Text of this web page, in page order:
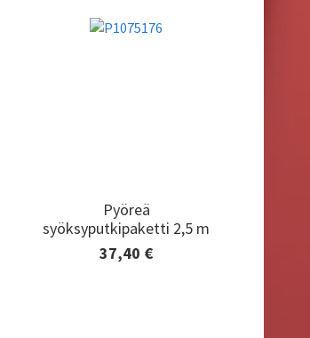
Pyöreä
syöksyputkipaketti 2,5 m
37,40 €
Pyöreä
syöksyputkipaketti 2,5 m
Lisätiedot ja